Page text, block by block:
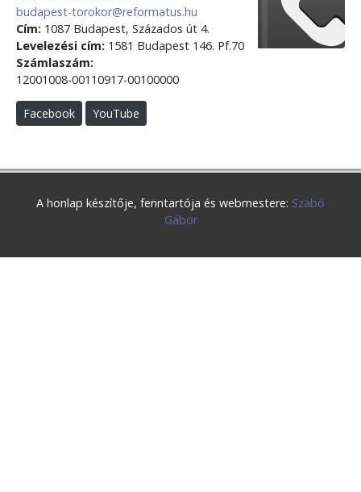
budapest-torokor@reformatus.hu
Cím: 1087 Budapest, Százados út 4.
Levelezési cím: 1581 Budapest 146. Pf.70
Számlaszám:
12001008-00110917-00100000
Facebook YouTube
A honlap készítője, fenntartója és webmestere: Szabó
Gábor